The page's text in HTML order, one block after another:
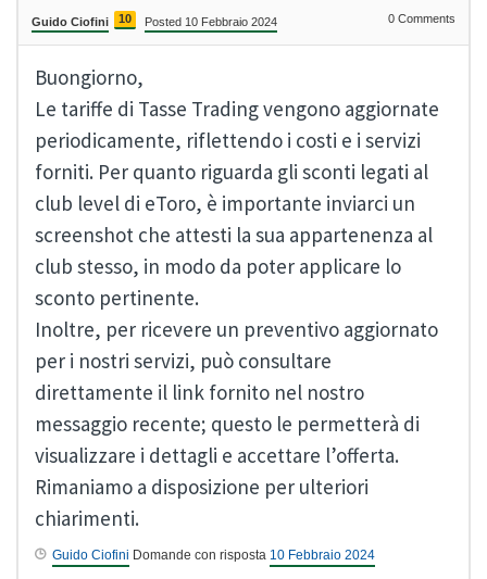
Guido Ciofini 10 Posted 10 Febbraio 2024 0 Comments
Buongiorno,
Le tariffe di Tasse Trading vengono aggiornate
periodicamente, riflettendo i costi e i servizi
forniti. Per quanto riguarda gli sconti legati al
club level di eToro, è importante inviarci un
screenshot che attesti la sua appartenenza al
club stesso, in modo da poter applicare lo
sconto pertinente.
Inoltre, per ricevere un preventivo aggiornato
per i nostri servizi, può consultare
direttamente il link fornito nel nostro
messaggio recente; questo le permetterà di
visualizzare i dettagli e accettare l’offerta.
Rimaniamo a disposizione per ulteriori
chiarimenti.
Guido Ciofini Domande con risposta 10 Febbraio 2024